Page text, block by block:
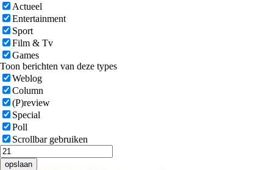
Actueel
Entertainment
Sport
Film & Tv
Games
Toon berichten van deze types
Weblog
Column
(P)review
Special
Poll
Scrollbar gebruiken
opslaan